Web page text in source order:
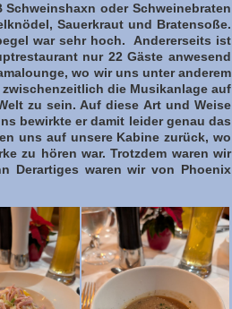
oder Schweinebraten
Sauerkraut und Bratensoße.
war sehr hoch. Andererseits ist
nur 22 Gäste anwesend
wo wir uns unter anderem
die Musikanlage auf
zu sein. Auf diese Art und Weise
bewirkte er damit leider genau das
uns auf unsere Kabine zurück, wo
zu hören war. Trotzdem waren wir
Derartiges waren wir von Phoenix